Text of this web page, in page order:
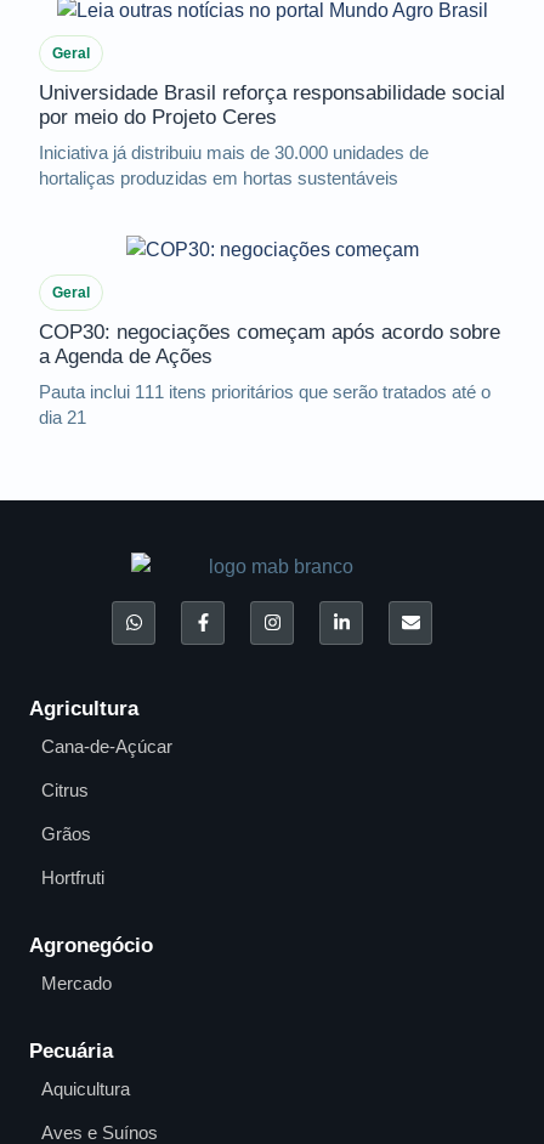
Geral
Universidade Brasil reforça responsabilidade social
por meio do Projeto Ceres
Iniciativa já distribuiu mais de 30.000 unidades de
hortaliças produzidas em hortas sustentáveis
Geral
COP30: negociações começam após acordo sobre
a Agenda de Ações
Pauta inclui 111 itens prioritários que serão tratados até o
dia 21
Agricultura
Cana-de-Açúcar
Citrus
Grãos
Hortfruti
Agronegócio
Mercado
Pecuária
Aquicultura
Aves e Suínos